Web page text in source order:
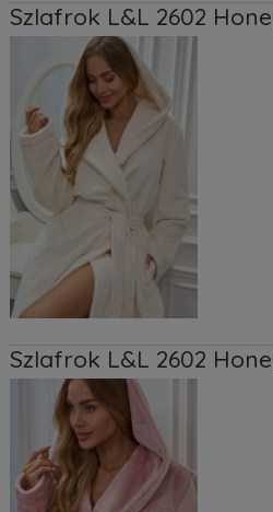
Szlafrok L&L 2602
Szlafrok L&L 2602